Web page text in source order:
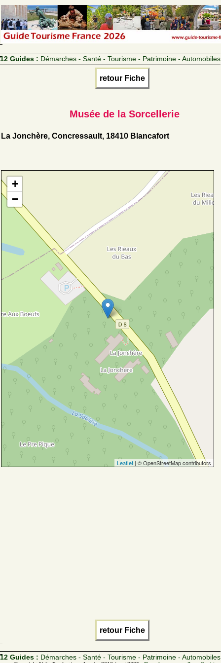
12 Guides : Démarches - Santé - Tourisme - Patrimoine - Automobiles
retour Fiche
Musée de la Sorcellerie
La Jonchère, Concressault, 18410 Blancafort
+
−
Leaflet | © OpenStreetMap contributors
retour Fiche
12 Guides : Démarches - Santé - Tourisme - Patrimoine - Automobiles